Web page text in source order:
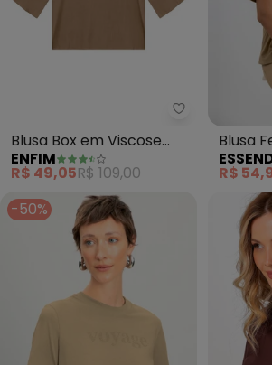
Enfim -
Blusa Box em Viscose
(Taupe)
ENFIM
R$ 49,05R$ 109,00
Blusa
Malha
R$
-50%